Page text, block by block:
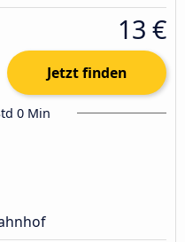
13 €
Jetzt finden
0 Min